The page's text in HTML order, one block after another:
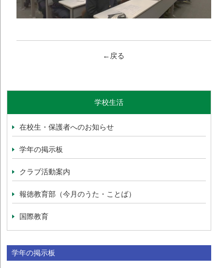
←戻る
学校生活
在校生・保護者へのお知らせ
学年の掲示板
クラブ活動案内
報徳教育部（今月のうた・ことば）
国際教育
学年の掲示板